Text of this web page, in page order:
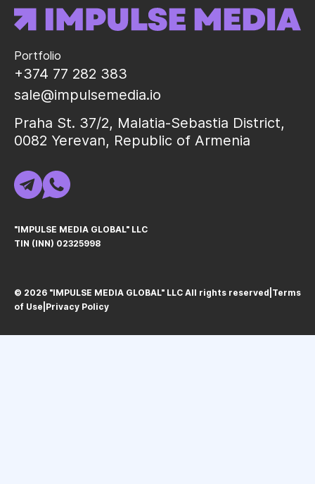
Portfolio
+374 77 282 383
sale@impulsemedia.io
Praha St. 37/2, Malatia-Sebastia District,
0082 Yerevan, Republic of Armenia
"IMPULSE MEDIA GLOBAL" LLC
TIN (INN) 02325998
© 2026 "IMPULSE MEDIA GLOBAL" LLC All rights reservedㅤ|ㅤ Terms
of Use Privacy Policy